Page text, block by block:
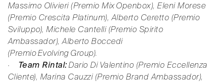
Massimo Olivieri (Premio Mix Openbox), Eleni Morese
(Premio Crescita Platinum), Alberto Ceretto (Premio
Sviluppo), Michele Cantelli (Premio Spirito
Ambassador), Alberto Boccedi
(Premio Evolving Group).
· Team Rintal:Dario Di Valentino (Premio Eccellenza
Cliente), Marina Cauzzi (Premio Brand Ambassador),